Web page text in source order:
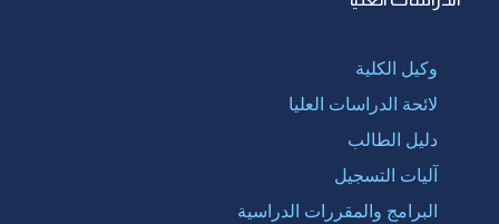
وكيل الكلية
لائحة الدراسات العليا
دليل الطالب
آليات التسجيل
البرامج والمقررات الدراسية